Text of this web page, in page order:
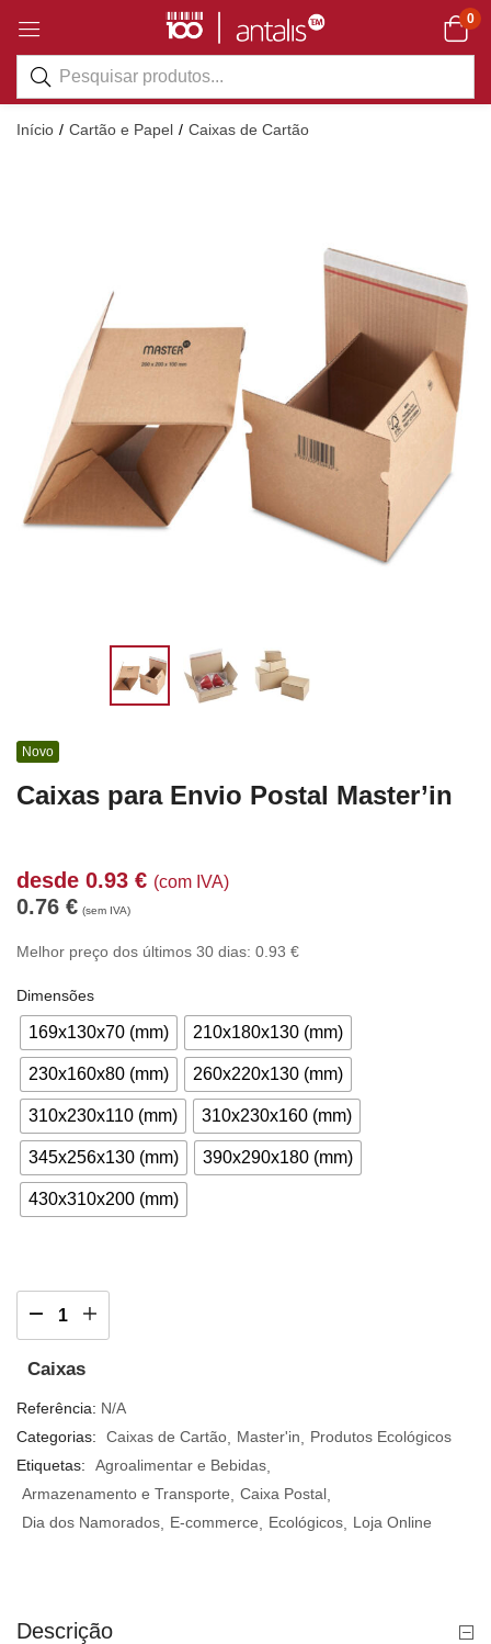
0
Início Cartão e Papel Caixas de Cartão
Caixas para Envio Postal Master’in
Novo
desde 0.93 € (com IVA)
0.76 € (sem IVA)
Melhor preço dos últimos 30 dias: 0.93 €
Dimensões
169x130x70 (mm) 210x180x130 (mm)
230x160x80 (mm) 260x220x130 (mm)
310x230x110 (mm) 310x230x160 (mm)
345x256x130 (mm) 390x290x180 (mm)
430x310x200 (mm)
Caixas
Referência: N/A
Categorias:
Caixas de Cartão Master'in
Produtos Ecológicos
Etiquetas:
Agroalimentar e Bebidas
Armazenamento e Transporte
Caixa Postal
Dia dos Namorados
E-commerce Ecológicos Loja Online
Descrição